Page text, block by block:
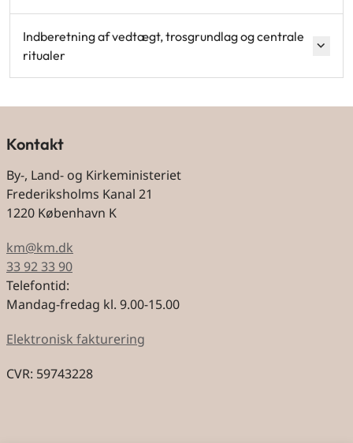
Indberetning af vedtægt, trosgrundlag og centrale
ritualer
Kontakt
By-, Land- og Kirkeministeriet
Frederiksholms Kanal 21
1220 København K
km@km.dk
33 92 33 90
Telefontid:
Mandag-fredag kl. 9.00-15.00
Elektronisk fakturering
CVR: 59743228